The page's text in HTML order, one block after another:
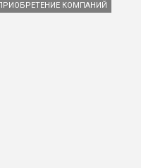
КОМПАНИЙ